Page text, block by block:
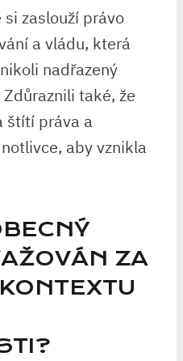
zaslouží právo
a vládu, která
nadřazený
také, že
štítí práva a
aby vznikla
ZA